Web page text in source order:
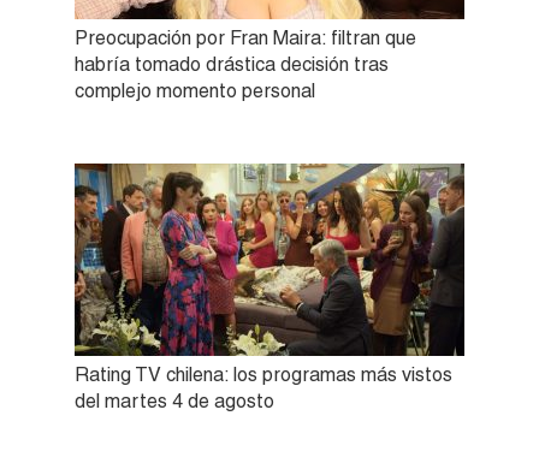
Preocupación por Fran Maira: filtran que
habría tomado drástica decisión tras
complejo momento personal
Rating TV chilena: los programas más vistos
del martes 4 de agosto